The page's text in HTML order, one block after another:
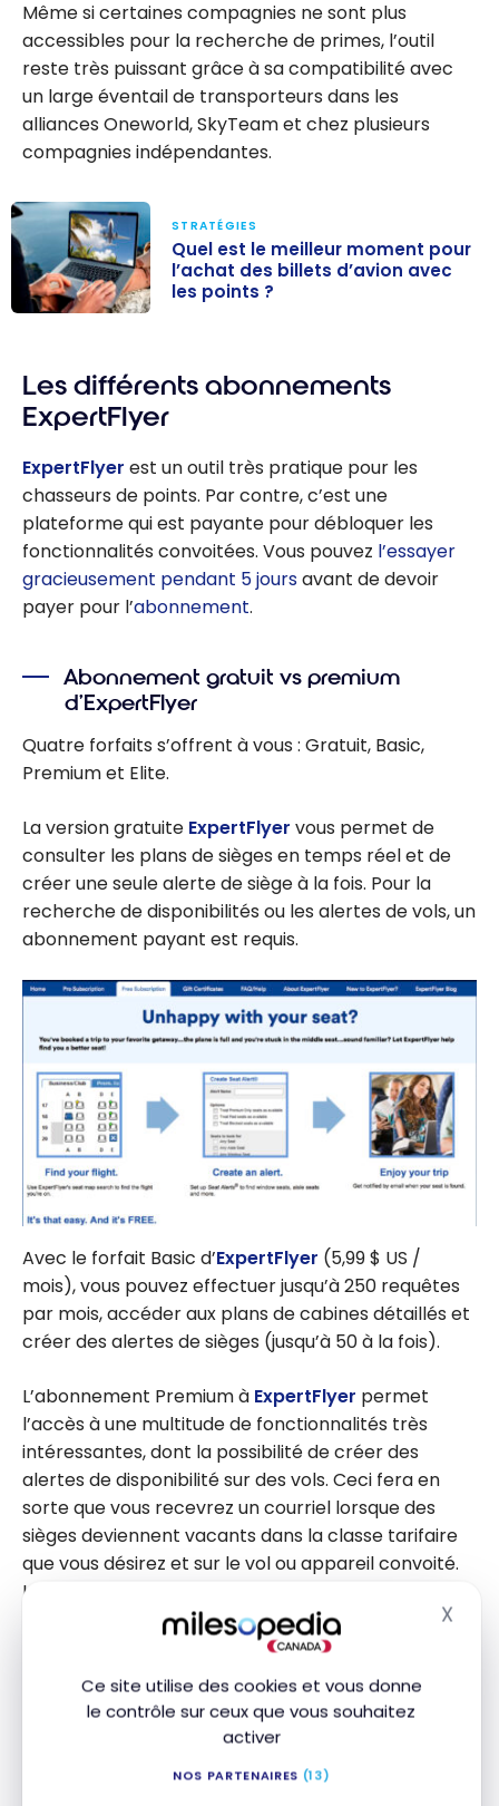
Ce site utilise des cookies et vous donne
le contrôle sur ceux que vous souhaitez
activer
NOS PARTENAIRES (13)
X
Même si certaines compagnies ne sont plus
accessibles pour la recherche de primes, l’outil
reste très puissant grâce à sa compatibilité avec
un large éventail de transporteurs dans les
alliances Oneworld, SkyTeam et chez plusieurs
compagnies indépendantes.
moment pour
l’achat des
billets d’avion
avec les
points ?
STRATÉGIES
Quel est le meilleur moment pour
l’achat des billets d’avion avec
les points ?
Les différents abonnements
ExpertFlyer
ExpertFlyer est un outil très pratique pour les
chasseurs de points. Par contre, c’est une
plateforme qui est payante pour débloquer les
fonctionnalités convoitées. Vous pouvez l’essayer
gracieusement pendant 5 joursavant de devoir
payer pour l’abonnement.
Abonnement gratuit vs premium
d’ExpertFlyer
Quatre forfaits s’offrent à vous : Gratuit, Basic,
Premium et Elite.
La version gratuite ExpertFlyer vous permet de
consulter les plans de sièges en temps réel et de
créer une seule alerte de siège à la fois. Pour la
recherche de disponibilités ou les alertes de vols, un
abonnement payant est requis.
Avec le forfait Basic d’ExpertFlyer (5,99 $ US /
mois), vous pouvez effectuer jusqu’à 250 requêtes
par mois, accéder aux plans de cabines détaillés et
créer des alertes de sièges (jusqu’à 50 à la fois).
L’abonnement Premium à ExpertFlyer permet
l’accès à une multitude de fonctionnalités très
intéressantes, dont la possibilité de créer des
alertes de disponibilité sur des vols. Ceci fera en
sorte que vous recevrez un courriel lorsque des
sièges deviennent vacants dans la classe tarifaire
que vous désirez et sur le vol ou appareil convoité.
Le forfait Premium donne aussi accès aux nouvelles
alertes rapides (Quick Alerts). Ces Quick Alerts
simplifient la création d’alertes pour les
changements d’appareil, les modifications
d’horaire et la disponibilité dans toutes les classes
tarifaires, vous permettant de surveiller vos vols